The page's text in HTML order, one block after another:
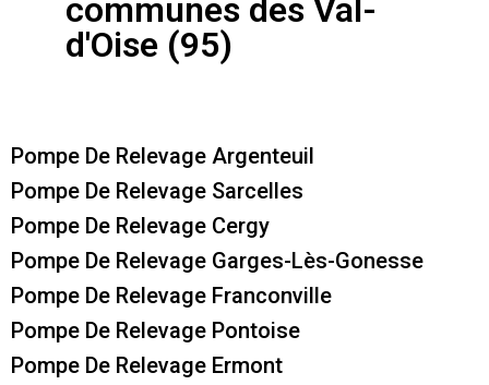
communes des Val-
d'Oise (95)
Pompe De Relevage Argenteuil
Pompe De Relevage Sarcelles
Pompe De Relevage Cergy
Pompe De Relevage Garges-Lès-Gonesse
Pompe De Relevage Franconville
Pompe De Relevage Pontoise
Pompe De Relevage Ermont